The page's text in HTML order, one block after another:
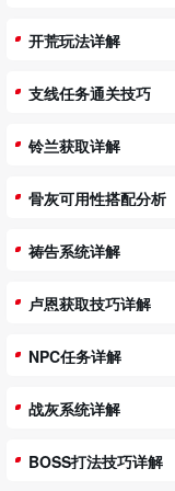
开荒玩法详解
支线任务通关技巧
铃兰获取详解
骨灰可用性搭配分析
祷告系统详解
卢恩获取技巧详解
NPC任务详解
战灰系统详解
BOSS打法技巧详解